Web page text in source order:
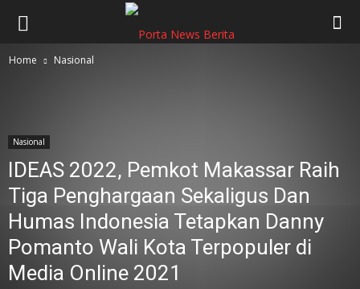
Home Nasional
Nasional
IDEAS 2022, Pemkot Makassar Raih
Tiga Penghargaan Sekaligus Dan
Humas Indonesia Tetapkan Danny
Pomanto Wali Kota Terpopuler di
Media Online 2021